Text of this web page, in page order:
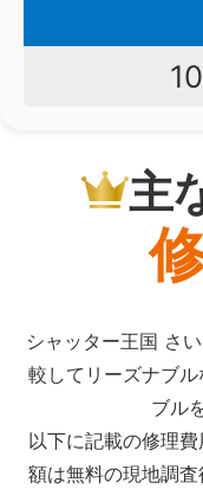
主
シャッター王国 さ
較してリーズナブ
ブル
以下に記載の修理
額は無料の現地調